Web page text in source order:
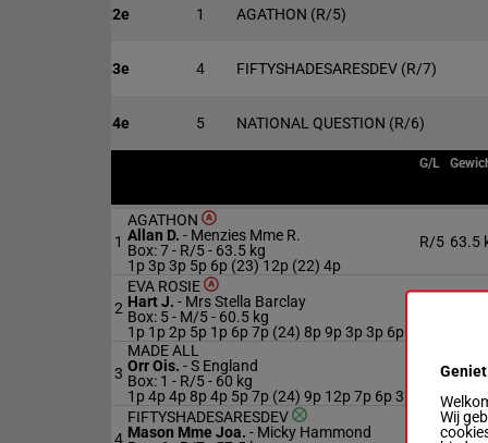
2e 1 AGATHON (R/5)
3e 4 FIFTYSHADESARESDEV (R/7)
4e 5 NATIONAL QUESTION (R/6)
G/L
1
AGATHON
Allan D. - Menzies Mme R.
Box: 7 - R/5 - 63.5 kg
1p 3p 3p 5p 6p (23) 12p (22) 4p
R/5 63.5
2
EVA ROSIE
Hart J. - Mrs Stella Barclay
Box: 5 - M/5 - 60.5 kg
1p 1p 2p 5p 1p 6p 7p (24) 8p 9p 3p 3p 6p
3
MADE ALL
Orr Ois. -S England
Box: 1 - R/5 - 60 kg
1p 4p 4p 8p 4p 5p 7p (24) 9p 12p 7p 6p 3p
R/5 60 kg
4
FIFTYSHADESARESDEV
Mason Mme Joa. - Micky Hammond
R/7 57.5
Wij